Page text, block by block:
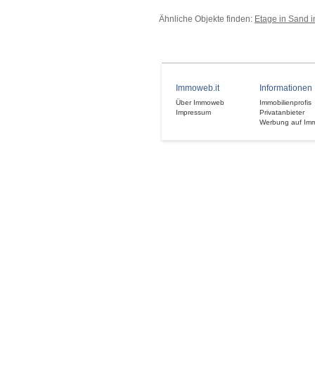
Ähnliche Objekte finden: Etage in Sand
Immoweb.it
Über Immoweb
Impressum
Informationen
Immobilienprofis
Privatanbieter
Werbung auf